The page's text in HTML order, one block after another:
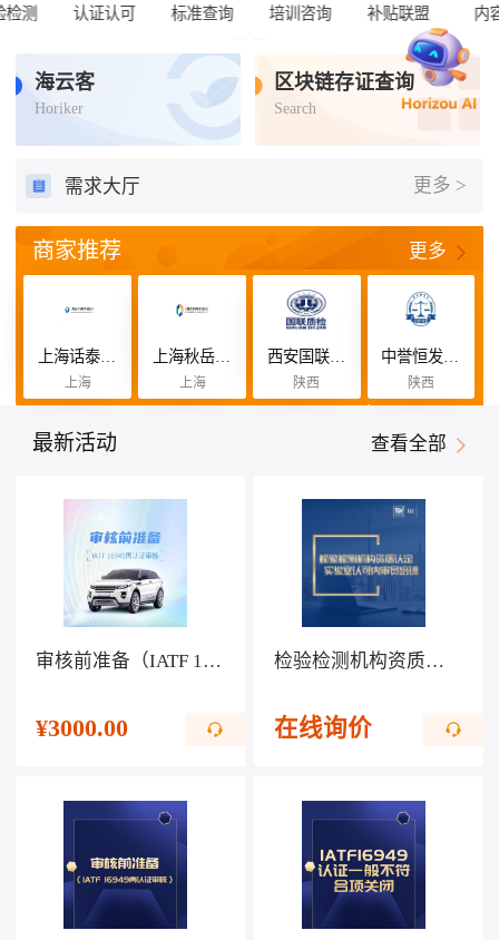
内容资讯
海云客
Horiker
区块链存证查询
Search
需求大厅 更多 >
商家推荐 更多
上海话泰恒咨询管理有限公司
上海
上海秋岳缘咨询管理有限公司
上海
西安国联质量检测技术股份有限公司
陕西
中誉恒发认证有限公司
陕西
最新活动 查看全部
审核前准备（IATF 16949再认证审核）
¥3000.00
检验检测机构资质认定、实验室认可内审员培训
在线询价